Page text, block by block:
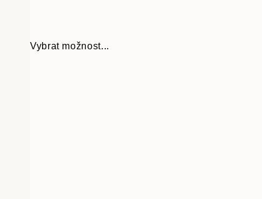
Vybrat možnost...